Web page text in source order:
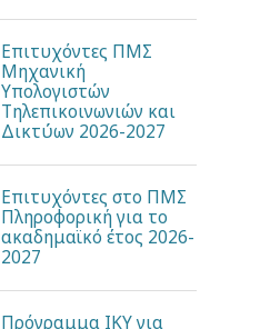
Επιτυχόντες ΠΜΣ
Μηχανική
Υπολογιστών
Τηλεπικοινωνιών και
Δικτύων 2026-2027
Επιτυχόντες στο ΠΜΣ
Πληροφορική για το
ακαδημαϊκό έτος 2026-
2027
Πρόγραμμα ΙΚΥ για